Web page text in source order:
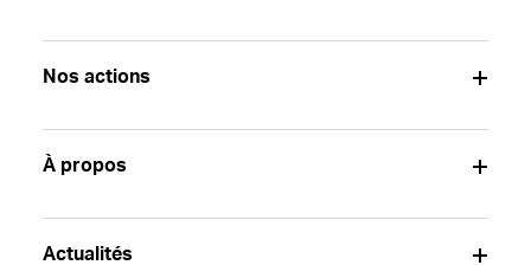
Nos actions
À propos
Actualités